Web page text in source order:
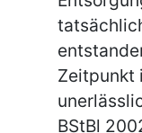
Zeitpunkt
BStBl